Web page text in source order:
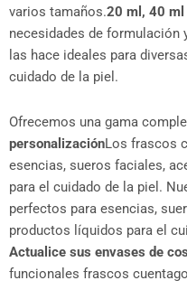
varios tamaños.20 ml, 40 ml
necesidades de
las hace ideales para
cuidado de la piel.
Ofrecemos una gama
personalizaciónLos frascos
esencias, sueros faciales,
para el cuidado de la piel.
perfectos para esencias,
productos líquidos para el
Actualice sus envases de
funcionales frascos